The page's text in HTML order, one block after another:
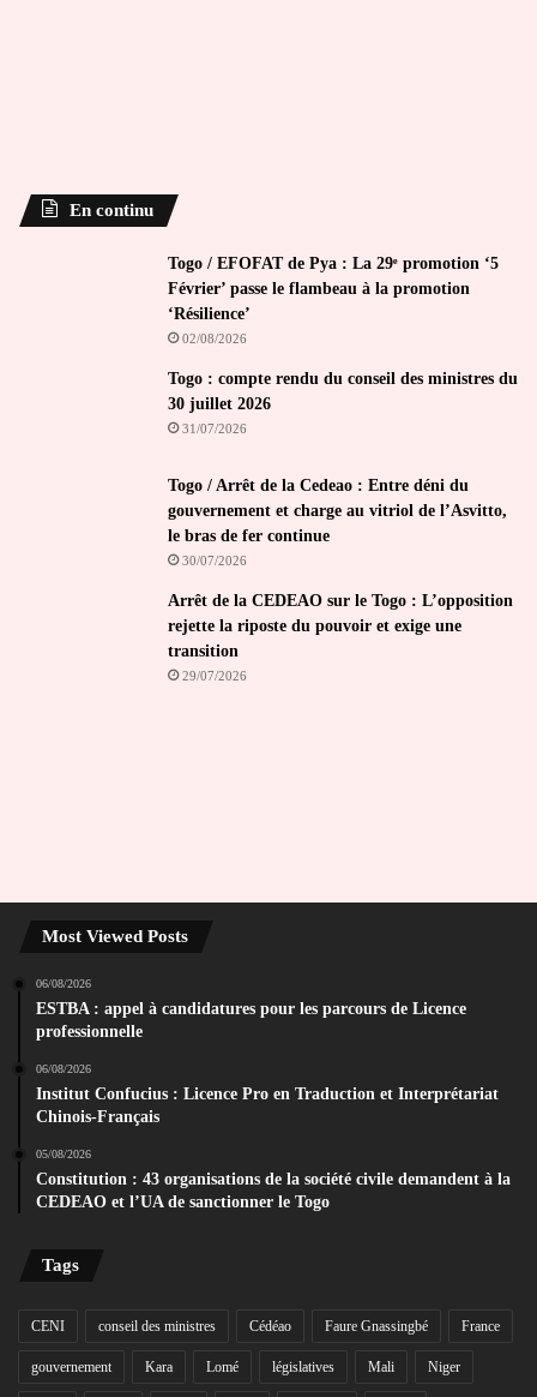
En continu
Togo / EFOFAT de Pya : La 29ᵉ promotion ‘5
Février’ passe le flambeau à la promotion
‘Résilience’
02/08/2026
Togo : compte rendu du conseil des ministres du
30 juillet 2026
31/07/2026
Togo / Arrêt de la Cedeao : Entre déni du
gouvernement et charge au vitriol de l’Asvitto,
le bras de fer continue
30/07/2026
Arrêt de la CEDEAO sur le Togo : L’opposition
rejette la riposte du pouvoir et exige une
transition
29/07/2026
Most Viewed Posts
06/08/2026
ESTBA : appel à candidatures pour les parcours de Licence
professionnelle
06/08/2026
Institut Confucius : Licence Pro en Traduction et Interprétariat
Chinois-Français
05/08/2026
Constitution : 43 organisations de la société civile demandent à la
CEDEAO et l’UA de sanctionner le Togo
Tags
CENI conseil des ministres Cédéao Faure Gnassingbé France
gouvernement Kara Lomé législatives Mali Niger